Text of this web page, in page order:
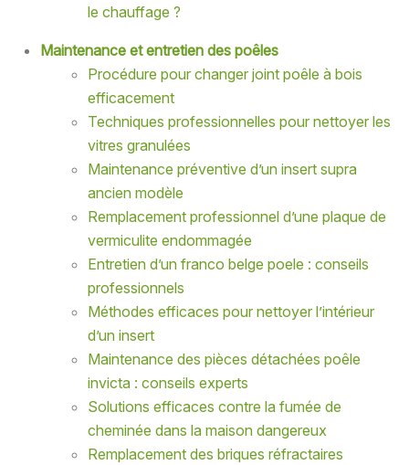
le chauffage ?
Maintenance et entretien des poêles
Procédure pour changer joint poêle à bois
efficacement
Techniques professionnelles pour nettoyer les
vitres granulées
Maintenance préventive d’un insert supra
ancien modèle
Remplacement professionnel d’une plaque de
vermiculite endommagée
Entretien d’un franco belge poele : conseils
professionnels
Méthodes efficaces pour nettoyer l’intérieur
d’un insert
Maintenance des pièces détachées poêle
invicta : conseils experts
Solutions efficaces contre la fumée de
cheminée dans la maison dangereux
Remplacement des briques réfractaires